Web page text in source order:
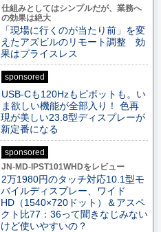
仕組みとしてはシンプルだが、業務へ
の効果は絶大
「現場に行くのが当たり前」を変
えたアズビルのリモート調整 効
果はプライスレス
sponsored
USB-Cも120Hzもピボットも。い
ま欲しい機能が全部入り！ 色再
現が美しい23.8型ディスプレーが
新定番になる
sponsored
JN-MD-IPST101WHDをレビュー
2万1980円のタッチ対応10.1型モ
バイルディスプレー、ワイド
HD（1540×720ドット）＆アスペ
クト比77：36って聞きなじみない
けど使いやすいの？